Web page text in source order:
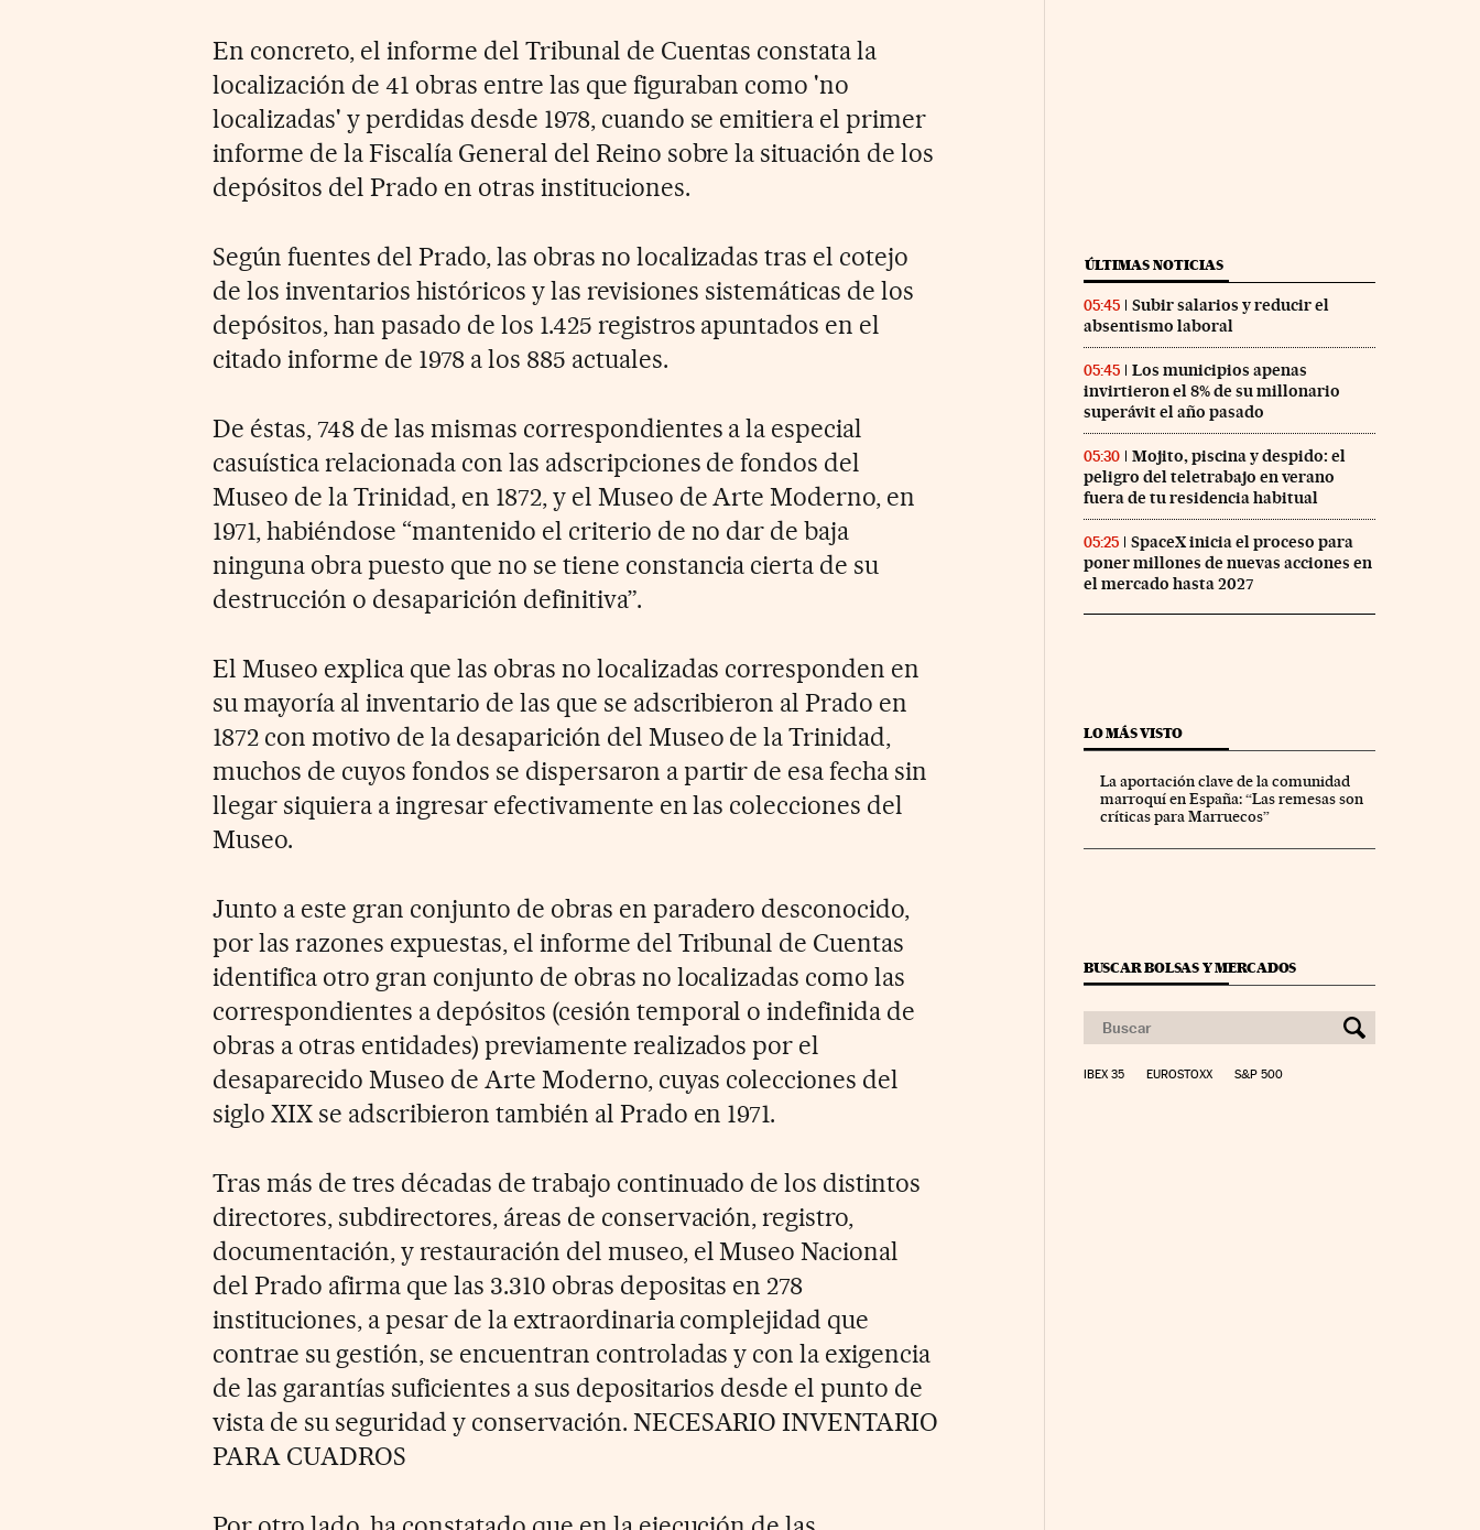
En concreto, el informe del Tribunal de Cuentas constata la
localización de 41 obras entre las que figuraban como 'no
localizadas' y perdidas desde 1978, cuando se emitiera el primer
informe de la Fiscalía General del Reino sobre la situación de los
depósitos del Prado en otras instituciones.
Según fuentes del Prado, las obras no localizadas tras el cotejo
de los inventarios históricos y las revisiones sistemáticas de los
depósitos, han pasado de los 1.425 registros apuntados en el
citado informe de 1978 a los 885 actuales.
De éstas, 748 de las mismas correspondientes a la especial
casuística relacionada con las adscripciones de fondos del
Museo de la Trinidad, en 1872, y el Museo de Arte Moderno, en
1971, habiéndose “mantenido el criterio de no dar de baja
ninguna obra puesto que no se tiene constancia cierta de su
destrucción o desaparición definitiva”.
El Museo explica que las obras no localizadas corresponden en
su mayoría al inventario de las que se adscribieron al Prado en
1872 con motivo de la desaparición del Museo de la Trinidad,
muchos de cuyos fondos se dispersaron a partir de esa fecha sin
llegar siquiera a ingresar efectivamente en las colecciones del
Museo.
Junto a este gran conjunto de obras en paradero desconocido,
por las razones expuestas, el informe del Tribunal de Cuentas
identifica otro gran conjunto de obras no localizadas como las
correspondientes a depósitos (cesión temporal o indefinida de
obras a otras entidades) previamente realizados por el
desaparecido Museo de Arte Moderno, cuyas colecciones del
siglo XIX se adscribieron también al Prado en 1971.
Tras más de tres décadas de trabajo continuado de los distintos
directores, subdirectores, áreas de conservación, registro,
documentación, y restauración del museo, el Museo Nacional
del Prado afirma que las 3.310 obras depositas en 278
instituciones, a pesar de la extraordinaria complejidad que
contrae su gestión, se encuentran controladas y con la exigencia
de las garantías suficientes a sus depositarios desde el punto de
vista de su seguridad y conservación. NECESARIO INVENTARIO
PARA CUADROS
ÚLTIMAS NOTICIAS
05:45
Subir salarios y reducir el
absentismo laboral
05:45
Los municipios apenas
invirtieron el 8% de su millonario
superávit el año pasado
05:30
Mojito, piscina y despido: el
peligro del teletrabajo en verano
fuera de tu residencia habitual
05:25
SpaceX inicia el proceso para
poner millones de nuevas acciones en
el mercado hasta 2027
LO MÁS VISTO
La aportación clave de la comunidad
marroquí en España: “Las remesas son
críticas para Marruecos”
BUSCAR BOLSAS Y MERCADOS
IBEX 35 EUROSTOXX S&P 500